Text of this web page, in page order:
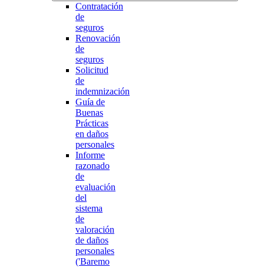
Contratación
de
seguros
Renovación
de
seguros
Solicitud
de
indemnización
Guía de
Buenas
Prácticas
en daños
personales
Informe
razonado
de
evaluación
del
sistema
de
valoración
de daños
personales
('Baremo